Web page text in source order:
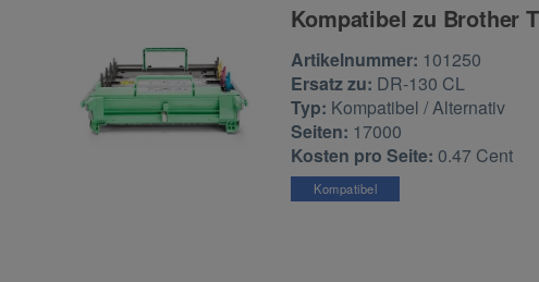
Kompatibel zu Brother
Zur Artikelbewertung
Artikelnummer: 101250
Ersatz zu: DR-130 CL
Typ: Kompatibel / Alternativ
Seiten: 17000
Kosten pro Seite: 0.47 Cent
Kompatibel